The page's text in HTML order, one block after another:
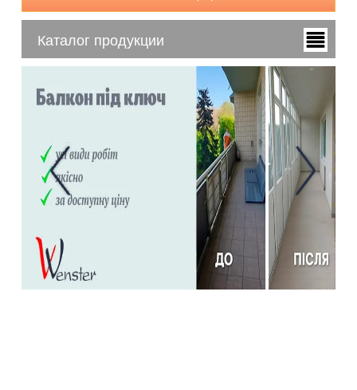
Каталог продукции